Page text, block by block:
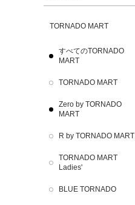
TORNADO MART
すべてのTORNADO
MART
TORNADO MART
Zero by TORNADO
MART
R by TORNADO MART
TORNADO MART
Ladies'
BLUE TORNADO